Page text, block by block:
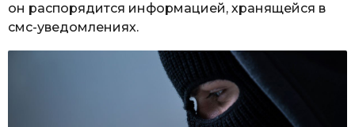
он распорядится информацией, хранящейся в
смс-уведомлениях.